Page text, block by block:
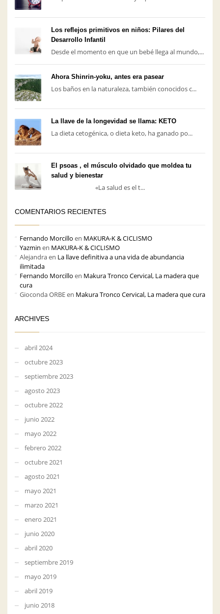
Los reflejos primitivos en niños: Pilares del
Desarrollo Infantil
Desde el momento en que un bebé llega al mundo,...
Ahora Shinrin-yoku, antes era pasear
Los baños en la naturaleza, también conocidos c...
La llave de la longevidad se llama: KETO
La dieta cetogénica, o dieta keto, ha ganado po...
El psoas , el músculo olvidado que moldea tu
salud y bienestar
«La salud es el t...
COMENTARIOS RECIENTES
Fernando Morcillo en MAKURA-K & CICLISMO
Yazmin en MAKURA-K & CICLISMO
Alejandraen La llave definitiva a una vida de abundancia
ilimitada
Fernando Morcillo en Makura Tronco Cervical, La madera que
cura
Gioconda ORBEen Makura Tronco Cervical, La madera que cura
ARCHIVES
abril 2024
octubre 2023
septiembre 2023
agosto 2023
octubre 2022
junio 2022
mayo 2022
febrero 2022
octubre 2021
agosto 2021
mayo 2021
marzo 2021
enero 2021
junio 2020
abril 2020
septiembre 2019
mayo 2019
abril 2019
junio 2018